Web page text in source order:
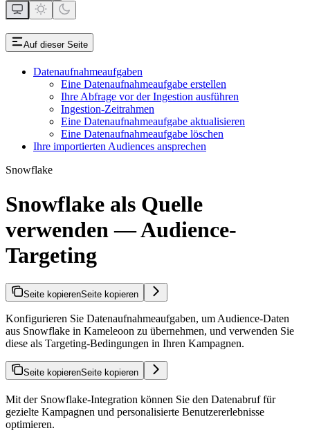
Auf dieser Seite
Datenaufnahmeaufgaben
Eine Datenaufnahmeaufgabe erstellen
Ihre Abfrage vor der Ingestion ausführen
Ingestion-Zeitrahmen
Eine Datenaufnahmeaufgabe aktualisieren
Eine Datenaufnahmeaufgabe löschen
Ihre importierten Audiences ansprechen
Snowflake
Snowflake als Quelle
verwenden — Audience-
Targeting
Seite kopierenSeite kopieren
Konfigurieren Sie Datenaufnahmeaufgaben, um Audience-Daten
aus Snowflake in Kameleoon zu übernehmen, und verwenden Sie
diese als Targeting-Bedingungen in Ihren Kampagnen.
Seite kopierenSeite kopieren
Mit der Snowflake-Integration können Sie den Datenabruf für
gezielte Kampagnen und personalisierte Benutzererlebnisse
optimieren.